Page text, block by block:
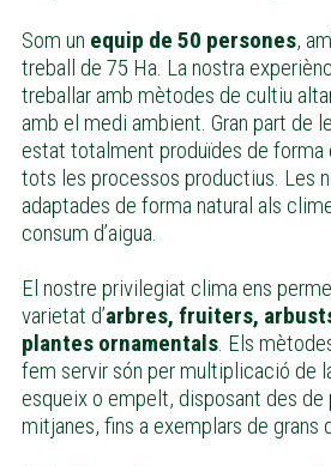
Som un equip de 50 persones,
treball de 75 Ha. La nostra
treballar amb mètodes de cultiu
amb el medi ambient. Gran part de
estat totalment produïdes de forma
tots les processos productius. Les
adaptades de forma natural als
consum d’aigua.
El nostre privilegiat clima ens
varietat d’arbres, fruiters,
plantes ornamentals. Els
fem servir són per multiplicació de
esqueix o empelt, disposant des
mitjanes, fins a exemplars de grans